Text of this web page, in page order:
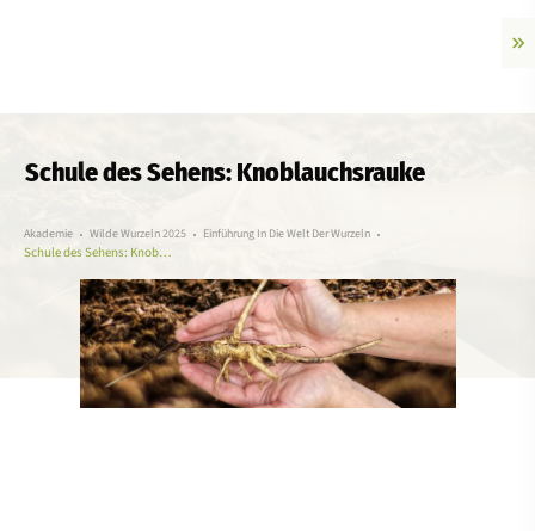
Schule des Sehens: Knoblauchsrauke
Akademie Wilde Wurzeln 2025 Einführung In Die Welt Der Wurzeln
Schule des Sehens: Knoblauchsrauke